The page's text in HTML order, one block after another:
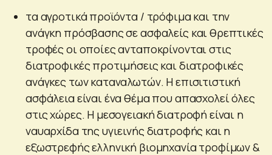
τα αγροτικά προϊόντα / τρόφιμα και την
ανάγκη πρόσβασης σε ασφαλείς και θρεπτικές
τροφές οι οποίες ανταποκρίνονται στις
διατροφικές προτιμήσεις και διατροφικές
ανάγκες των καταναλωτών. Η επισιτιστική
ασφάλεια είναι ένα θέμα που απασχολεί όλες
στις χώρες. Η μεσογειακή διατροφή είναι η
ναυαρχίδα της υγιεινής διατροφής και η
εξωστρεφής ελληνική βιομηχανία τροφίμων &